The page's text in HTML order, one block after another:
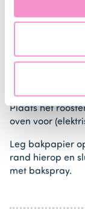
ons
naar
Staten. Je kunt
Stappen
1.
Plaats het
oven voor
Leg bakpapier
rand hierop en
met bakspray.